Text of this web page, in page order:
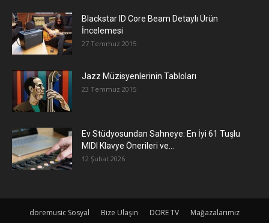
Blackstar ID Core Beam Detaylı Ürün
İncelemesi
27 Temmuz 2015
Jazz Müzisyenlerinin Tabloları
23 Temmuz 2015
Ev Stüdyosundan Sahneye: En İyi 61 Tuşlu
MIDI Klavye Önerileri ve...
12 Şubat 2026
doremusic Sosyal Bize Ulaşın DORE TV Mağazalarımız